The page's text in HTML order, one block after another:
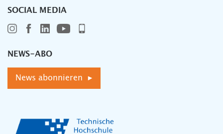
SOCIAL MEDIA
NEWS-ABO
News abonnieren ▸